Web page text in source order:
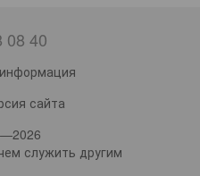
08 40
сайта
служить другим